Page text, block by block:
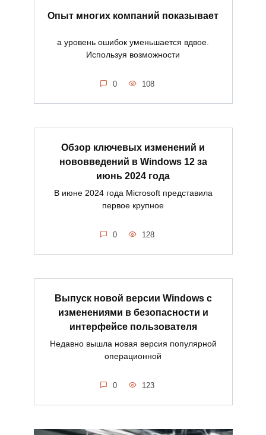
Опыт многих компаний показывает
а уровень ошибок уменьшается вдвое.
Используя возможности
0 108
Обзор ключевых изменений и
нововведений в Windows 12 за
июнь 2024 года
В июне 2024 года Microsoft представила
первое крупное
0 128
Выпуск новой версии Windows с
изменениями в безопасности и
интерфейсе пользователя
Недавно вышла новая версия популярной
операционной
0 123